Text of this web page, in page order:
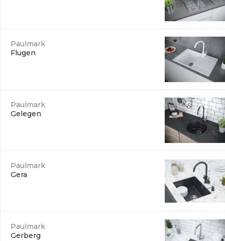
Paulmark
Flugen
Paulmark
Gelegen
Paulmark
Gera
Paulmark
Gerberg